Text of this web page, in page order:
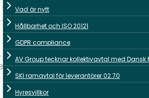
Vad är nytt
Hållbarhet och ISO 20121
GDPR compliance
AV Group tecknar kollektivavtal med Dansk
SKI ramavtal för leverantörer 02.70
Hyresvillkor